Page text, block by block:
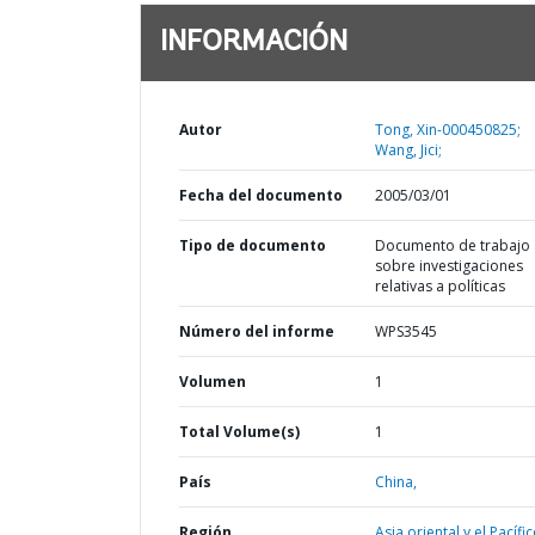
INFORMACIÓN
Autor
Tong, Xin-000450825;
Wang, Jici;
Fecha del documento 2005/03/01
Tipo de documento
Documento de trabajo
sobre investigaciones
relativas a políticas
Número del informe WPS3545
Volumen 1
Total Volume(s) 1
País China,